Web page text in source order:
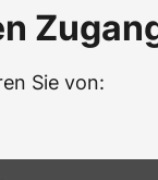
Sie von: